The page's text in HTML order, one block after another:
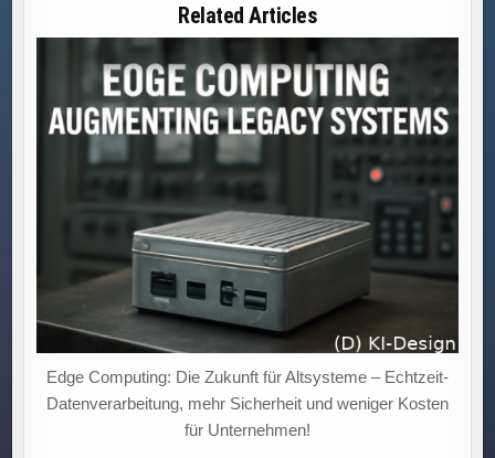
Related Articles
Edge Computing: Die Zukunft für Altsysteme – Echtzeit-
Datenverarbeitung, mehr Sicherheit und weniger Kosten
für Unternehmen!